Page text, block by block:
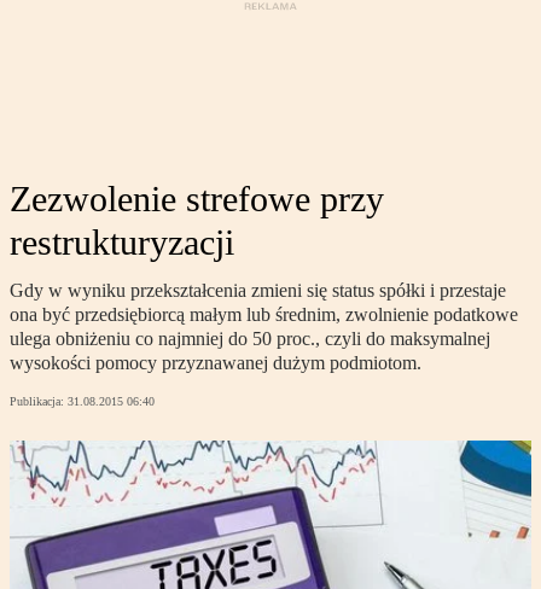
Zezwolenie strefowe przy
restrukturyzacji
Gdy w wyniku przekształcenia zmieni się status spółki i przestaje
ona być przedsiębiorcą małym lub średnim, zwolnienie podatkowe
ulega obniżeniu co najmniej do 50 proc., czyli do maksymalnej
wysokości pomocy przyznawanej dużym podmiotom.
Publikacja: 31.08.2015 06:40